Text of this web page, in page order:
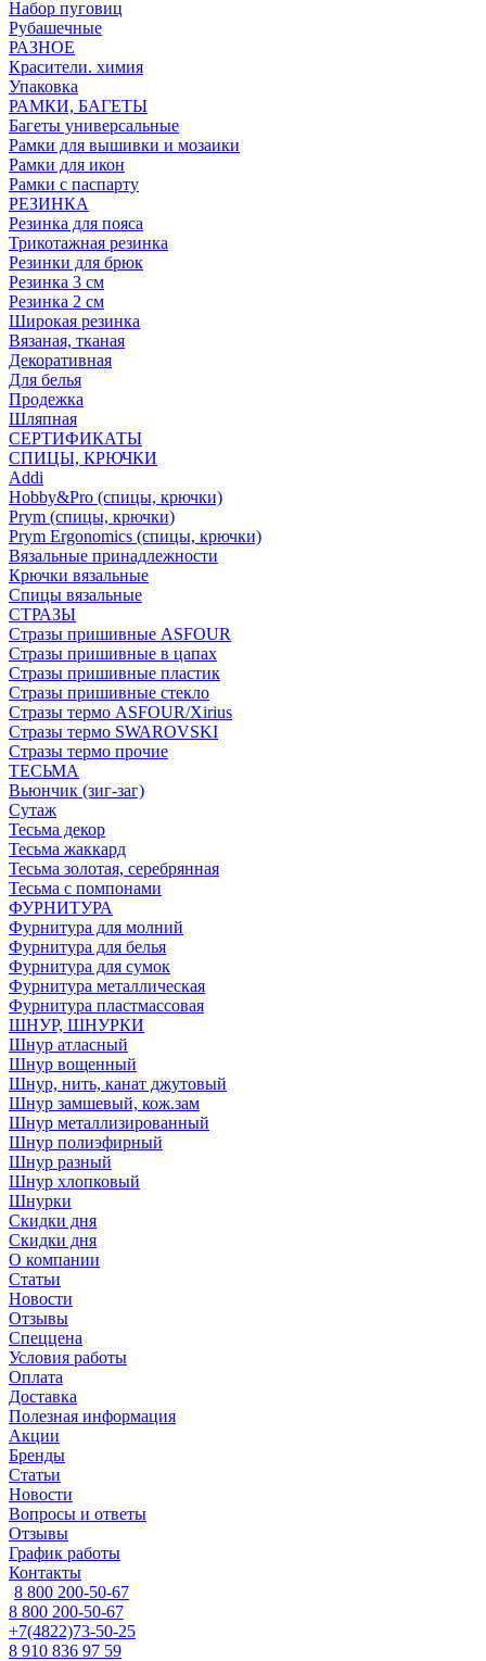
Набор пуговиц
Рубашечные
РАЗНОЕ
Красители. химия
Упаковка
РАМКИ, БАГЕТЫ
Багеты универсальные
Рамки для вышивки и мозаики
Рамки для икон
Рамки с паспарту
РЕЗИНКА
Резинка для пояса
Трикотажная резинка
Резинки для брюк
Резинка 3 см
Резинка 2 см
Широкая резинка
Вязаная, тканая
Декоративная
Для белья
Продежка
Шляпная
СЕРТИФИКАТЫ
СПИЦЫ, КРЮЧКИ
Addi
Hobby&Pro (спицы, крючки)
Prym (спицы, крючки)
Prym Ergonomics (спицы, крючки)
Вязальные принадлежности
Крючки вязальные
Спицы вязальные
СТРАЗЫ
Стразы пришивные ASFOUR
Стразы пришивные в цапах
Стразы пришивные пластик
Стразы пришивные стекло
Стразы термо ASFOUR/Xirius
Стразы термо SWAROVSKI
Стразы термо прочие
ТЕСЬМА
Вьюнчик (зиг-заг)
Сутаж
Тесьма декор
Тесьма жаккард
Тесьма золотая, серебрянная
Тесьма с помпонами
ФУРНИТУРА
Фурнитура для молний
Фурнитура для белья
Фурнитура для сумок
Фурнитура металлическая
Фурнитура пластмассовая
ШНУР, ШНУРКИ
Шнур атласный
Шнур вощенный
Шнур, нить, канат джутовый
Шнур замшевый, кож.зам
Шнур металлизированный
Шнур полиэфирный
Шнур разный
Шнур хлопковый
Шнурки
Скидки дня
Скидки дня
О компании
Статьи
Новости
Отзывы
Спеццена
Условия работы
Оплата
Доставка
Полезная информация
Акции
Бренды
Статьи
Новости
Вопросы и ответы
Отзывы
График работы
Контакты
8 800 200-50-67
8 800 200-50-67
+7(4822)73-50-25
8 910 836 97 59